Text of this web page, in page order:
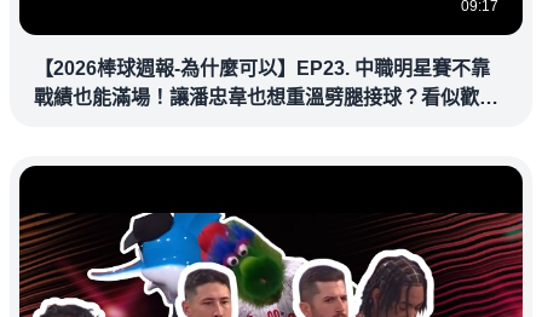
09:17
【2026棒球週報-為什麼可以】EP23. 中職明星賽不靠
戰績也能滿場！讓潘忠韋也想重溫劈腿接球？看似歡樂